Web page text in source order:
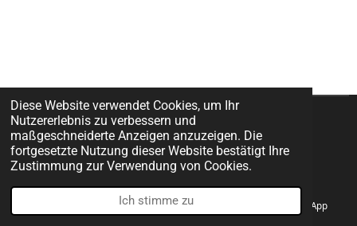
Diese Website verwendet Cookies, um Ihr
Nutzererlebnis zu verbessern und
maßgeschneiderte Anzeigen anzuzeigen. Die
fortgesetzte Nutzung dieser Website bestätigt Ihre
Zustimmung zur Verwendung von Cookies.
Ich stimme zu
© 2022 - 2026 DESIRE.DESIGN
Mit Unterstützung vonWebador
Telefon WhatsApp